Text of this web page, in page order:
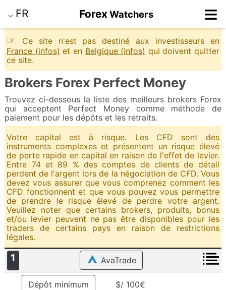
⌵ FR Forex Watchers ≡
☞
Ce site n'est pas destiné aux investisseurs en
France (infos) et en Belgique (infos) qui doivent quitter
ce site.
Brokers Forex Perfect Money
Trouvez ci-dessous la liste des meilleurs brokers Forex
qui acceptent Perfect Money comme méthode de
paiement pour les dépôts et les retraits.
Votre capital est à risque. Les CFD sont des
instruments complexes et présentent un risque élevé
de perte rapide en capital en raison de l'effet de levier.
Entre 74 et 89 % des comptes de clients de détail
perdent de l'argent lors de la négociation de CFD. Vous
devez vous assurer que vous comprenez comment les
CFD fonctionnent et que vous pouvez vous permettre
de prendre le risque élevé de perdre votre argent.
Veuillez noter que certains brokers, produits, bonus
et/ou levier peuvent ne pas être disponibles pour les
traders de certains pays en raison de restrictions
légales.
1 AvaTrade
Dépôt minimum
$/ 100€